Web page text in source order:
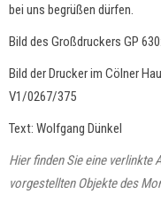
bei uns begrüßen dürfen.
Bild des Großdruckers GP
Bild der Drucker im Cölner
V1/0267/375
Text: Wolfgang Dünkel
Hier finden Sie eine verlinkte
vorgestellten Objekte des